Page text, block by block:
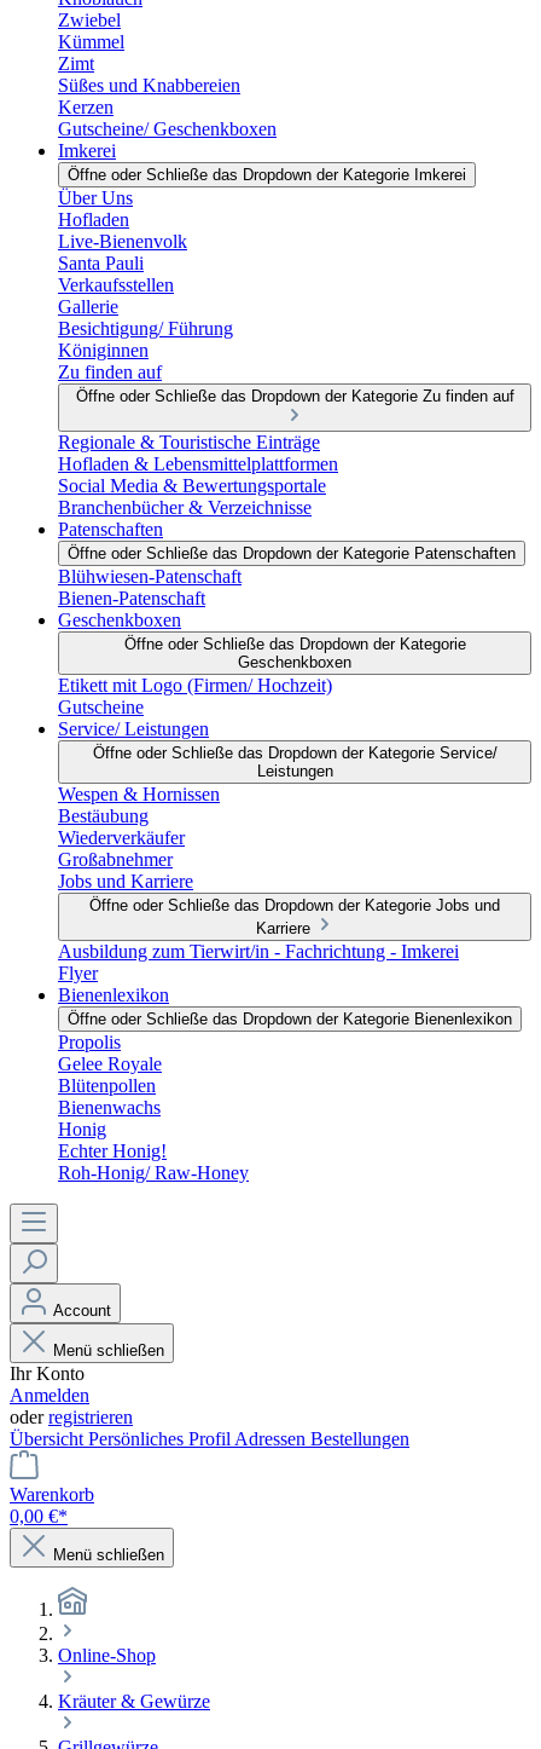
Zwiebel
Kümmel
Zimt
Süßes und Knabbereien
Kerzen
Gutscheine/ Geschenkboxen
Imkerei
Öffne oder Schließe das Dropdown der Kategorie Imkerei
Über Uns
Hofladen
Live-Bienenvolk
Santa Pauli
Verkaufsstellen
Gallerie
Besichtigung/ Führung
Königinnen
Zu finden auf
Öffne oder Schließe das Dropdown der Kategorie Zu finden auf
Regionale & Touristische Einträge
Hofladen & Lebensmittelplattformen
Social Media & Bewertungsportale
Branchenbücher & Verzeichnisse
Patenschaften
Öffne oder Schließe das Dropdown der Kategorie Patenschaften
Blühwiesen-Patenschaft
Bienen-Patenschaft
Geschenkboxen
Öffne oder Schließe das Dropdown der Kategorie
Geschenkboxen
Etikett mit Logo (Firmen/ Hochzeit)
Gutscheine
Service/ Leistungen
Öffne oder Schließe das Dropdown der Kategorie Service/
Leistungen
Wespen & Hornissen
Bestäubung
Wiederverkäufer
Großabnehmer
Jobs und Karriere
Öffne oder Schließe das Dropdown der Kategorie Jobs und
Karriere
Ausbildung zum Tierwirt/in - Fachrichtung - Imkerei
Flyer
Bienenlexikon
Öffne oder Schließe das Dropdown der Kategorie Bienenlexikon
Propolis
Gelee Royale
Blütenpollen
Bienenwachs
Honig
Echter Honig!
Roh-Honig/ Raw-Honey
Account
Menü schließen
Ihr Konto
Anmelden
oderregistrieren
Übersicht Persönliches Profil Adressen Bestellungen
Warenkorb
0,00 €*
Menü schließen
Online-Shop
Kräuter & Gewürze